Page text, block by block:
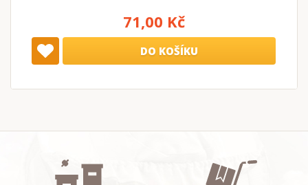
71,00 Kč
DO KOŠÍKU